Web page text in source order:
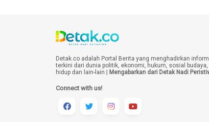
Detak.co adalah Portal Berita yang menghadirkan
terkini dari dunia politik, ekonomi, hukum, sosial budaya,
hidup dan lain-lain |
Mengabarkan dari Detak Nadi
Connect with us!